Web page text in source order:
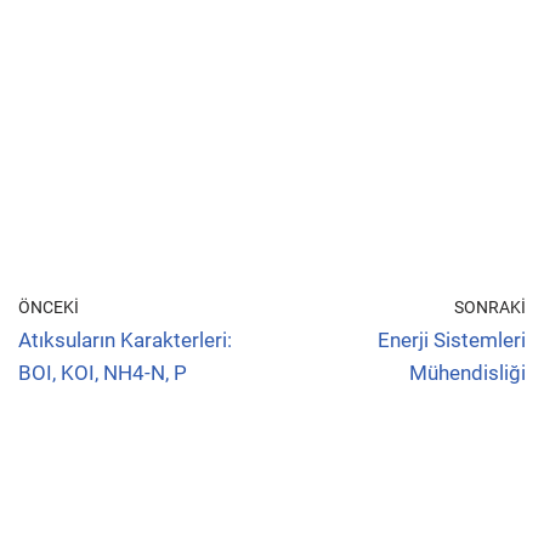
ÖNCEKI
Atıksuların Karakterleri:
BOI, KOI, NH4-N, P
SONRAKI
Enerji Sistemleri
Mühendisliği